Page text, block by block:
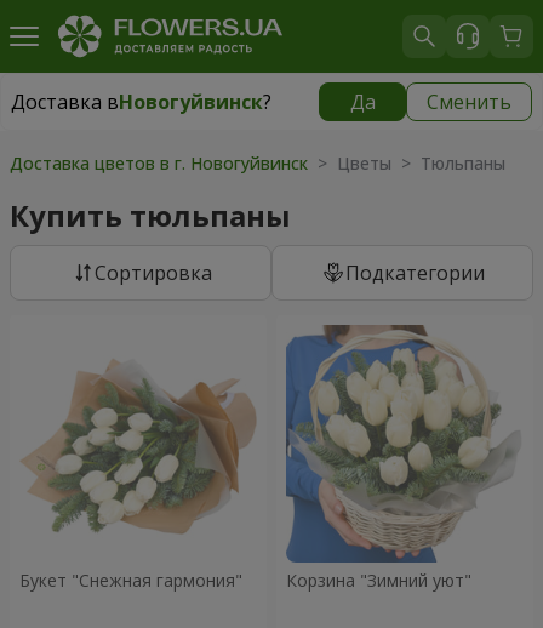
Доставка вНовогуйвинск? Да Сменить
Доставка вНовогуйвинск| бесплатно
Доставка цветов в г. Новогуйвинск > Цветы > Тюльпаны
Купить тюльпаны
Cортировка Подкатегории
Букет "Снежная гармония" Корзина "Зимний уют"